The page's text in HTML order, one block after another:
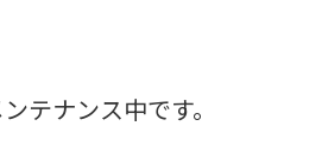
テナンス中です。